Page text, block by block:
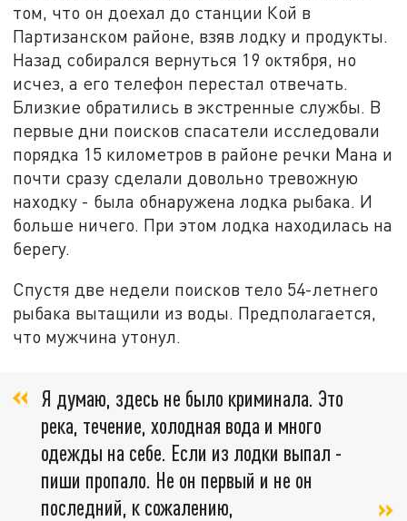
том, что он доехал до станции Кой в
Партизанском районе, взяв лодку и продукты.
Назад собирался вернуться 19 октября, но
исчез, а его телефон перестал отвечать.
Близкие обратились в экстренные службы. В
первые дни поисков спасатели исследовали
порядка 15 километров в районе речки Мана и
почти сразу сделали довольно тревожную
находку - была обнаружена лодка рыбака. И
больше ничего. При этом лодка находилась на
берегу.
Спустя две недели поисков тело 54-летнего
рыбака вытащили из воды. Предполагается,
что мужчина утонул.
Я думаю, здесь не было криминала. Это
река, течение, холодная вода и много
одежды на себе. Если из лодки выпал -
пиши пропало. Не он первый и не он
последний, к сожалению,